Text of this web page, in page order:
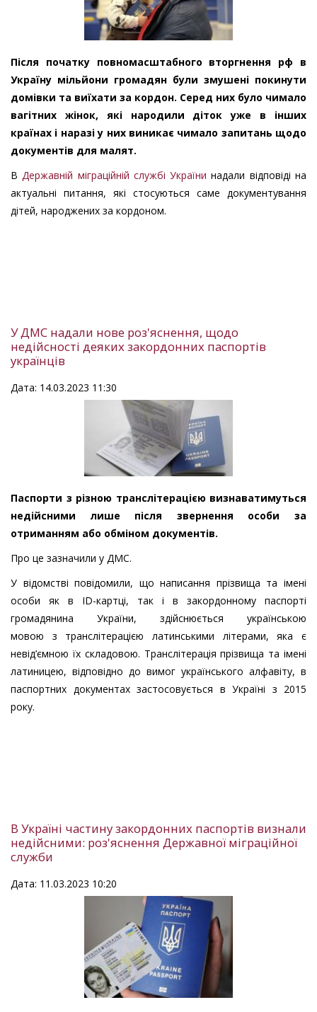
Після початку повномасштабного вторгнення рф в
Україну мільйони громадян були змушені покинути
домівки та виїхати за кордон. Серед них було чимало
вагітних жінок, які народили діток уже в інших
країнах і наразі у них виникає чимало запитань щодо
документів для малят.
ВДержавній міграційній службі України надали відповіді на
актуальні питання, які стосуються саме документування
дітей, народжених за кордоном.
У ДМС надали нове роз'яснення, щодо
недійсності деяких закордонних паспортів
українців
Дата: 14.03.2023 11:30
Паспорти з різною транслітерацією визнаватимуться
недійсними лише після звернення особи за
отриманням або обміном документів.
Про це зазначили у ДМС.
У відомстві повідомили, що написання прізвища та імені
особи як в ID-картці, так і в закордонному паспорті
громадянина України, здійснюється українською
мовою з транслітерацією латинськими літерами, яка є
невід’ємною їх складовою. Транслітерація прізвища та імені
латиницею, відповідно до вимог українського алфавіту, в
паспортних документах застосовується в Україні з 2015
року.
В Україні частину закордонних паспортів визнали
недійсними: роз'яснення Державної міграційної
служби
Дата: 11.03.2023 10:20